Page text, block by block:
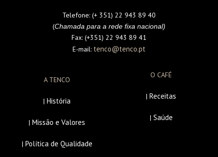
Telefone: (+ 351) 22 943 89 40
(Chamada para a rede fixa nacional)
Fax: (+351) 22 943 89 41
E-mail: tenco@tenco.pt
A TENCO
| História
| Missão e Valores
| Política de Qualidade
O CAFÉ
| Receitas
| Saúde